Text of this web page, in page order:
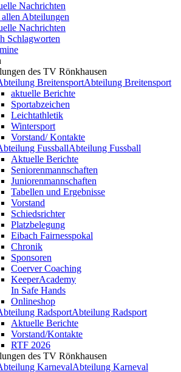
Nachrichten
allen Abteilungen
Nachrichten
Schlagworten
des TV Rönkhausen
Abteilung Breitensport
aktuelle Berichte
Sportabzeichen
Leichtathletik
Wintersport
Vorstand/ Kontakte
Abteilung Fussball
Aktuelle Berichte
Seniorenmannschaften
Juniorenmannschaften
Tabellen und Ergebnisse
Vorstand
Schiedsrichter
Platzbelegung
Eibach Fairnesspokal
Chronik
Sponsoren
Coerver Coaching
KeeperAcademy
In Safe Hands
Onlineshop
Abteilung Radsport
Aktuelle Berichte
Vorstand/Kontakte
RTF 2026
des TV Rönkhausen
Abteilung Karneval